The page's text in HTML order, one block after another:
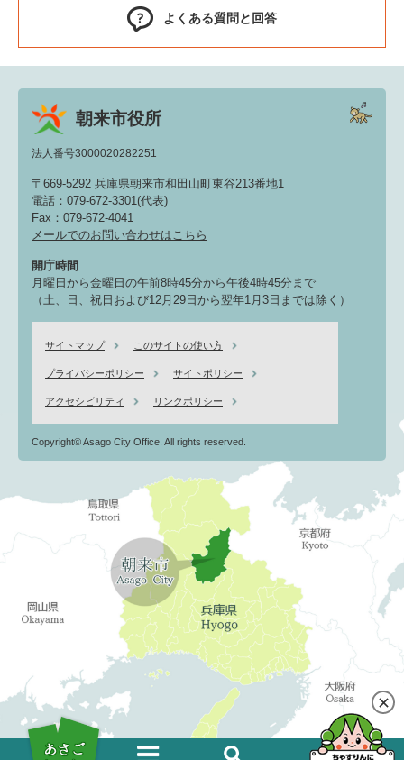
よくある質問と回答
朝来市役所
法人番号3000020282251
〒669-5292 兵庫県朝来市和田山町東谷213番地1
電話：079-672-3301(代表)
Fax：079-672-4041
メールでのお問い合わせはこちら
開庁時間
月曜日から金曜日の午前8時45分から午後4時45分まで
（土、日、祝日および12月29日から翌年1月3日までは除く）
サイトマップ このサイトの使い方
プライバシーポリシー サイトポリシー
アクセシビリティ リンクポリシー
Copyright© Asago City Office. All rights reserved.